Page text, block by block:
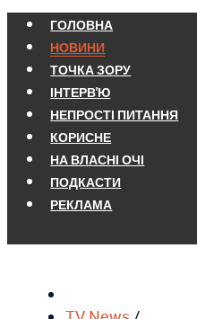
ГОЛОВНА
НОВИНИ
ТОЧКА ЗОРУ
ІНТЕРВ'Ю
НЕПРОСТІ ПИТАННЯ
КОРИСНЕ
НА ВЛАСНІ ОЧІ
ПОДКАСТИ
РЕКЛАМА